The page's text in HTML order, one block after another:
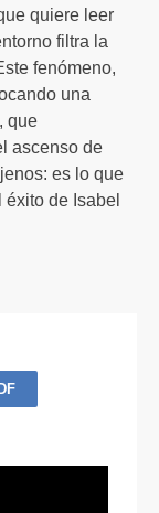
quiere leer
filtra la
fenómeno,
una
que
ascenso de
es lo que
de Isabel